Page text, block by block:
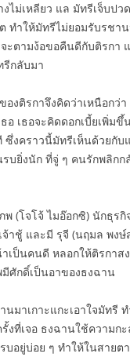
งไม่เหลียว แล มัทรีเจ็บป
ทำให้มัทรีไม่ยอมรับรชา
ะตามง้อขอคืนดีกับติรกา
รีกลับมา
องติรกาจึงคิดว่าเหนือกว่
ธอ เธอจะคิดดอกเบี้ยเพิ่ม
ซึ่งคราวนี้มัทรีเห็นด้วยกับ
บยิ่งนัก ที่จู่ ๆ คนรักพลิกก
(โจโจ้ ไมอ๊อกซิ) นักธุร
าชู้ และมี รุจี (นฤมล พงษ์
เป็นคนดี หลอกให้ติรกาส
ศักดิ์เป็นอาของธงฉาน
นมาเกาะแกะเอาใจมัทรี
งที่เจอ ธงฉานใช้ความก
บอยู่บ่อย ๆ ทำให้ในสายต